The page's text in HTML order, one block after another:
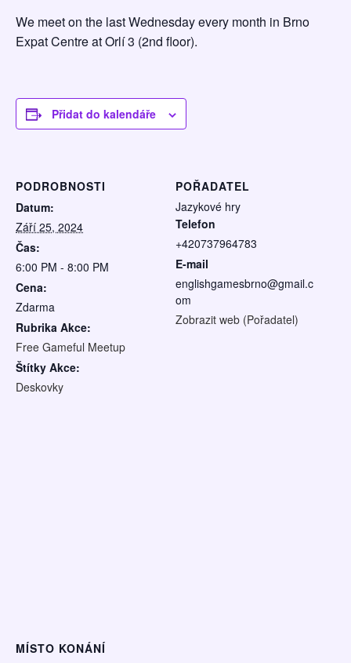
We meet on the last Wednesday every month in Brno
Expat Centre at Orlí 3 (2nd floor).
Přidat do kalendáře
PODROBNOSTI
Datum:
Září 25, 2024
Čas:
6:00 PM - 8:00 PM
Cena:
Zdarma
Rubrika Akce:
Free Gameful Meetup
Štítky Akce:
Deskovky
POŘADATEL
Jazykové hry
Telefon
+420737964783
E-mail
englishgamesbrno@gmail.c
om
Zobrazit web (Pořadatel)
MÍSTO KONÁNÍ